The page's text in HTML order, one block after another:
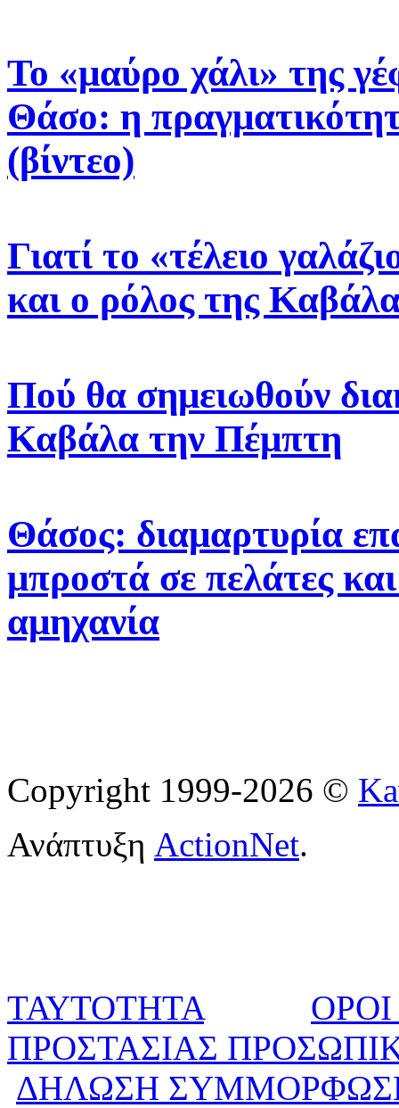
Το «μαύρο χάλι» της
Θάσο: η
(βίντεο)
Γιατί το «τέλειο
και ο ρόλος της
Πού θα σημειωθούν
Καβάλα την Πέμπτη
Θάσος: διαμαρτυρία
μπροστά σε πελάτες
αμηχανία
Copyright 1999-2026 ©
Ανάπτυξη ActionNet.
ΤΑΥΤΟΤΗΤΑ
ΠΡΟΣΤΑΣΙΑΣ
ΔΗΛΩΣΗ